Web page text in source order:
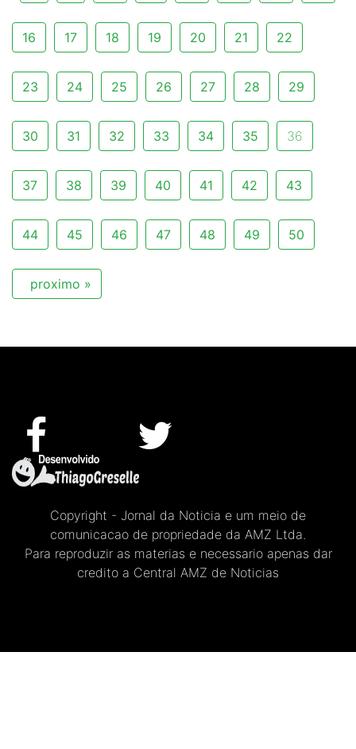
16 17 18 19 20 21 22
23 24 25 26 27 28 29
30 31 32 33 34 35 36
37 38 39 40 41 42 43
44 45 46 47 48 49 50
proximo »
Copyright - Jornal da Noticia e um meio de
comunicacao de propriedade da AMZ Ltda.
Para reproduzir as materias e necessario apenas dar
credito a Central AMZ de Noticias